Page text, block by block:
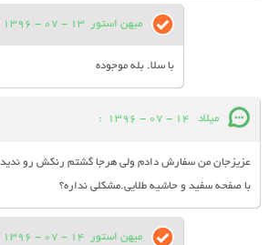
میهن استور 13 - 07 - 1396
با سلا. بله موجوده
ميلاد 14 - 07 - 1396
:
عزيزجان من سفارش دادم ولي هرجا گشتم رنكش رو
با صفحه سفيد و حاشيه طلايي.مشكلي نداره؟
میهن استور 14 - 07 - 1396